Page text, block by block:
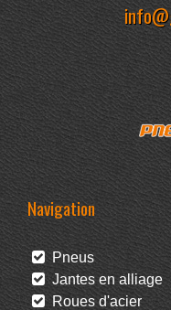
Navigation
Pneus
Jantes en alliage
Roues d'acier